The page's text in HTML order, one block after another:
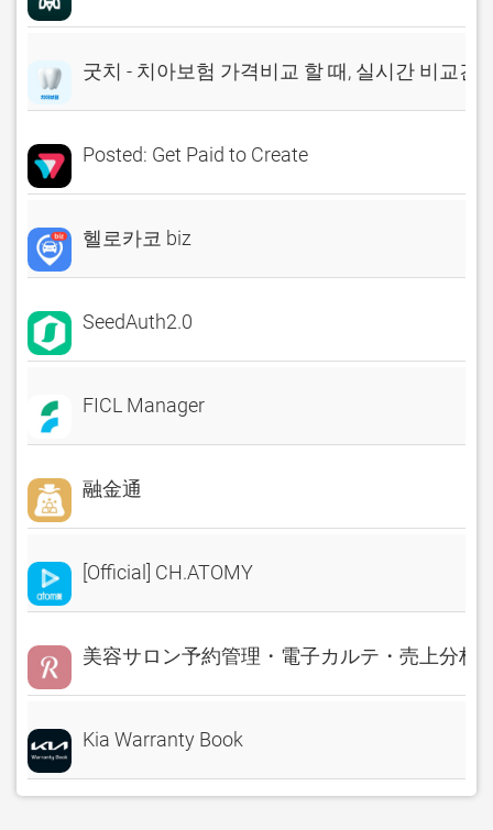
굿치 - 치아보험 가격비교 할 때, 실시간 비교견
Posted: Get Paid to Create
헬로카코 biz
SeedAuth2.0
FICL Manager
融金通
[Official] CH.ATOMY
美容サロン予約管理・電子カルテ・売上分析
Kia Warranty Book